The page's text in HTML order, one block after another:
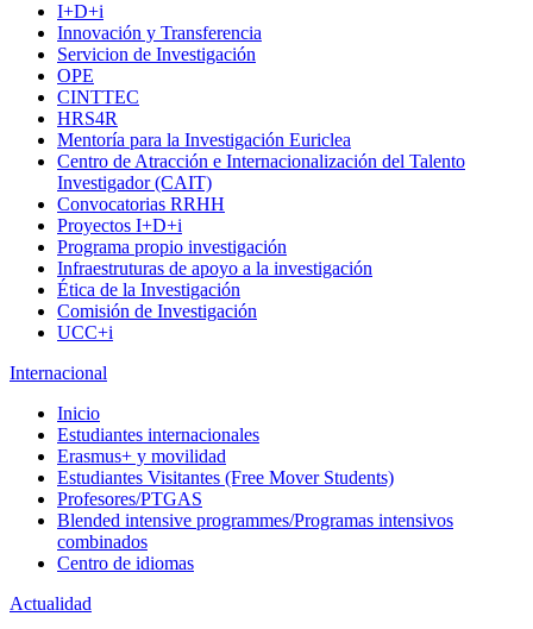
I+D+i
Innovación y Transferencia
Servicion de Investigación
OPE
CINTTEC
HRS4R
Mentoría para la Investigación Euriclea
Centro de Atracción e Internacionalización del Talento
Investigador (CAIT)
Convocatorias RRHH
Proyectos I+D+i
Programa propio investigación
Infraestruturas de apoyo a la investigación
Ética de la Investigación
Comisión de Investigación
UCC+i
Internacional
Inicio
Estudiantes internacionales
Erasmus+ y movilidad
Estudiantes Visitantes (Free Mover Students)
Profesores/PTGAS
Blended intensive programmes/Programas intensivos
combinados
Centro de idiomas
Actualidad